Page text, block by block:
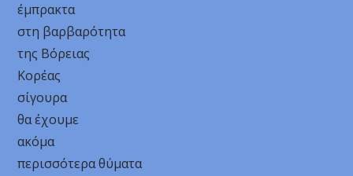
έμπρακτα
στη βαρβαρότητα
της Βόρειας
Κορέας
σίγουρα
θα έχουμε
ακόμα
περισσότερα θύματα